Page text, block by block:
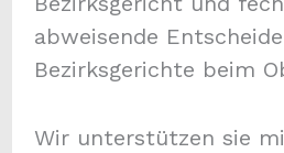
abweisende
Bezirksgerichte beim
Wir unterstützen sie